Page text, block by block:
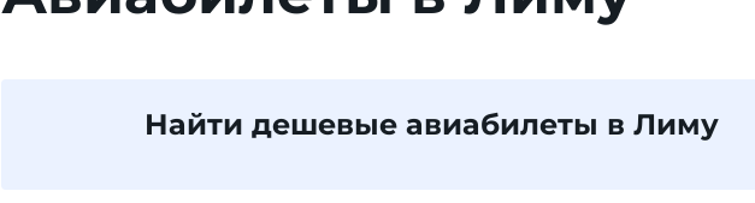
Найти дешевые авиабилеты в Лиму